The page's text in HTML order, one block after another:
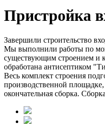
Пристройка
Завершили строительство
Мы выполнили работы по
существующим строением и
обработана антисептиком
Весь комплект строения
производственной площадке,
окончательная сборка.